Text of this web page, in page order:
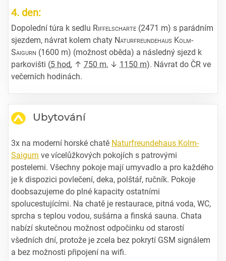
4. den:
Dopolední túra k sedlu Riffelscharte (2471 m) s parádním
sjezdem, návrat kolem chaty Naturfreundehaus Kolm-
Saigurn (1600 m) (možnost oběda) a následný sjezd k
parkovišti (5 hod, ↑ 750 m, ↓ 1150 m). Návrat do ČR ve
večerních hodinách.
Ubytování
3x na moderní horské chatě Naturfreundehaus Kolm-
Saigurn ve vícelůžkových pokojích s patrovými
postelemi. Všechny pokoje mají umyvadlo a pro každého
je k dispozici povlečení, deka, polštář, ručník. Pokoje
doobsazujeme do plné kapacity ostatními
spolucestujícími. Na chatě je restaurace, pitná voda, WC,
sprcha s teplou vodou, sušárna a finská sauna. Chata
nabízí skutečnou možnost odpočinku od starostí
všedních dní, protože je zcela bez pokrytí GSM signálem
a bez možnosti připojení na wifi.